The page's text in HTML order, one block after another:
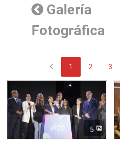
Galería
Fotográfica
chevron_left 1 2 3
5